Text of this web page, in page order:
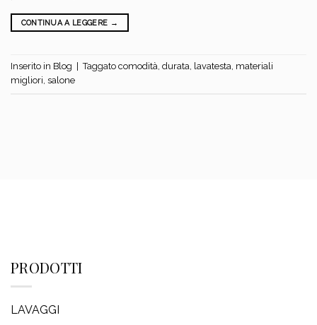
CONTINUA A LEGGERE →
Inserito in Blog Taggato comodità durata lavatesta materiali
migliori salone
PRODOTTI
LAVAGGI